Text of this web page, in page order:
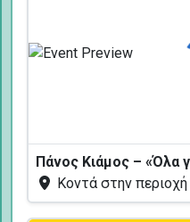
Πάνος Κιάμος – «Όλα
Κοντά στην